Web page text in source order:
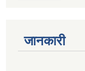
जानकारी